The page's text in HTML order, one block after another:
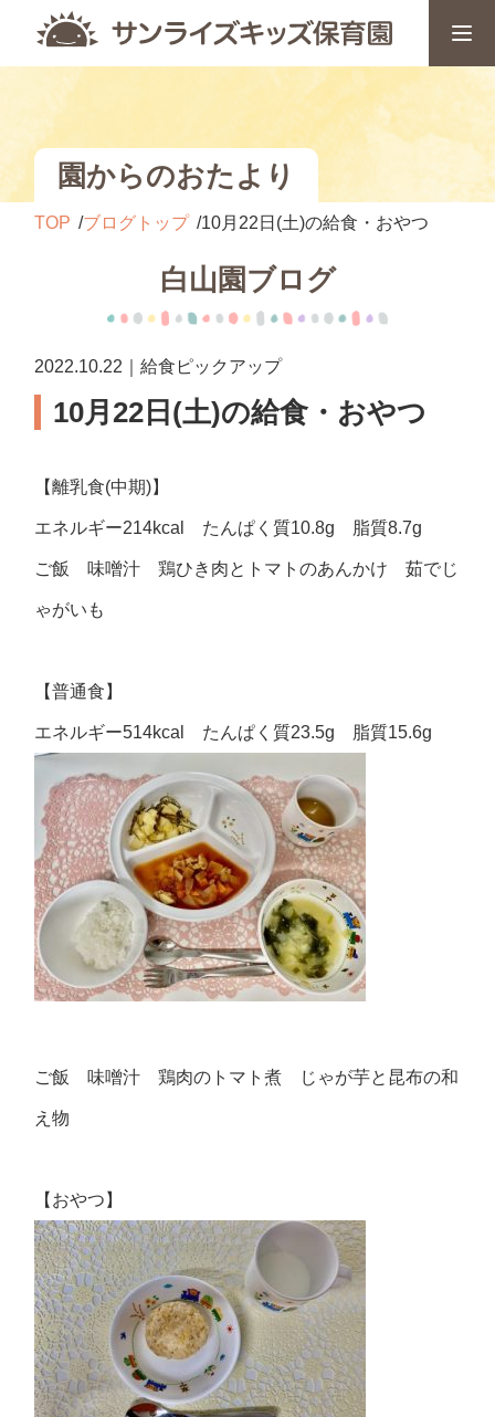
園からのおたより
TOP ブログトップ 10月22日(土)の給食・おやつ
白山園ブログ
2022.10.22｜給食ピックアップ
10月22日(土)の給食・おやつ
【離乳食(中期)】
エネルギー214kcal たんぱく質10.8g 脂質8.7g
ご飯 味噌汁 鶏ひき肉とトマトのあんかけ 茹でじ
ゃがいも
【普通食】
エネルギー514kcal たんぱく質23.5g 脂質15.6g
ご飯 味噌汁 鶏肉のトマト煮 じゃが芋と昆布の和
え物
【おやつ】